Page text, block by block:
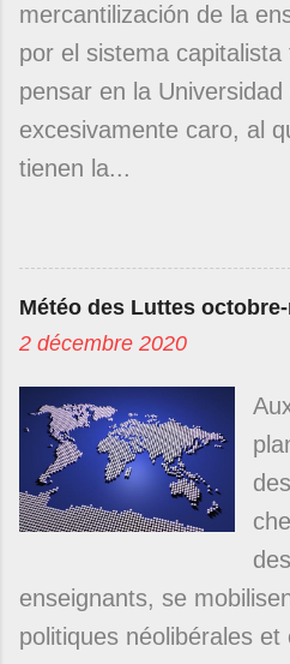
mercantilización de la
por el sistema
pensar en la
excesivamente caro, al
tienen la...
Météo des Luttes
2 décembre 2020
enseignants, se
politiques néolibérales et